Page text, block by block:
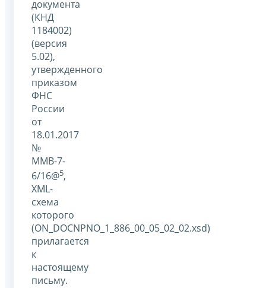
документа
(КНД
1184002)
(версия
5.02),
утвержденного
приказом
ФНС
России
от
18.01.2017
№
ММВ-7-
6/16@5,
XML-
схема
которого
(ON_DOCNPNO_1_886_00_05_02_02.xsd)
прилагается
к
настоящему
письму.